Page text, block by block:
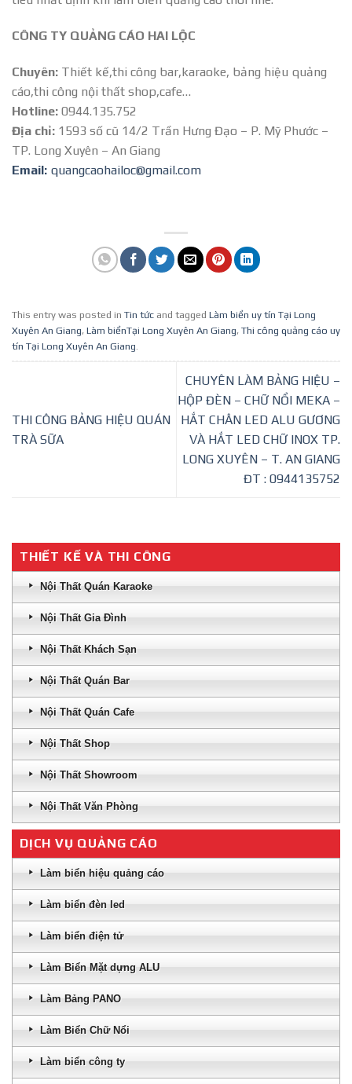
CÔNG TY QUẢNG CÁO HAI LỘC
Chuyên: Thiết kế,thi công bar,karaoke, bảng hiệu quảng
cáo,thi công nội thất shop,cafe…
Hotline: 0944.135.752
Địa chỉ: 1593 số cũ 14/2 Trần Hưng Đạo – P. Mỹ Phước –
TP. Long Xuyên – An Giang
Email: quangcaohailoc@gmail.com
This entry was posted in Tin tức and tagged Làm biển uy tín Tại Long
Xuyên An Giang, Làm biểnTại Long Xuyên An Giang, Thi công quảng cáo uy
tín Tại Long Xuyên An Giang
THI CÔNG BẢNG HIỆU QUÁN
TRÀ SỮA
CHUYÊN LÀM BẢNG HIỆU –
HỘP ĐÈN – CHỮ NỔI MEKA –
HẮT CHÂN LED ALU GƯƠNG
VÀ HẮT LED CHỮ INOX TP.
LONG XUYÊN – T. AN GIANG
ĐT : 0944135752
THIẾT KẾ VÀ THI CÔNG
Nội Thất Quán Karaoke
Nội Thất Gia Đình
Nội Thất Khách Sạn
Nội Thất Quán Bar
Nội Thất Quán Cafe
Nội Thất Shop
Nội Thất Showroom
Nội Thất Văn Phòng
DỊCH VỤ QUẢNG CÁO
Làm biển hiệu quảng cáo
Làm biển đèn led
Làm biển điện tử
Làm Biển Mặt dựng ALU
Làm Bảng PANO
Làm Biển Chữ Nổi
Làm biển công ty